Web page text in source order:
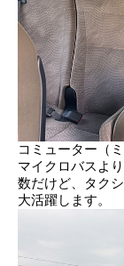
コミューター（
マイクロバスよ
数だけど、タク
大活躍します。